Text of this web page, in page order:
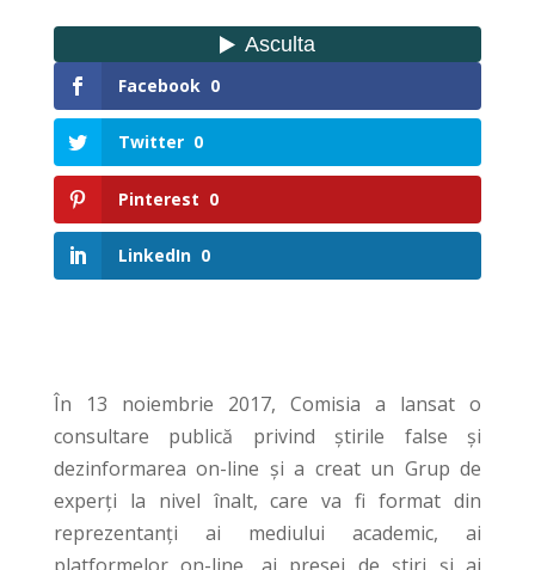
Facebook 0
Twitter 0
Pinterest 0
LinkedIn 0
În 13 noiembrie 2017, Comisia a lansat o
consultare publică privind știrile false și
dezinformarea on-line și a creat un Grup de
experți la nivel înalt, care va fi format din
reprezentanți ai mediului academic, ai